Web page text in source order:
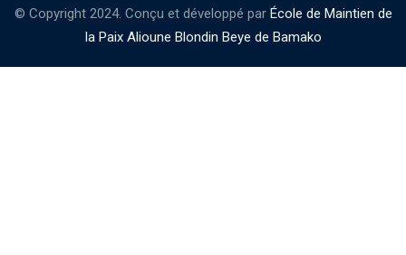
© Copyright 2024. Conçu et développé par École de Maintien de
la Paix Alioune Blondin Beye de Bamako